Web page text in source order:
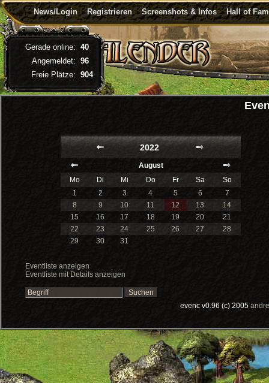
News/Login Registrieren Screenshots & Infos Hall of
2022
August
Mo
Di Mi Do Fr Sa
So
1
2 3 4 5 6
7
8
9 10 11 12 13
14
15
16 17 18 19 20
21
22
23 24 25 26 27
28
29
30 31
Eventliste anzeigen
Eventliste mit Details anzeigen
evenc v0.96 (c) 2005
Gerade online: 40
Angemeldet: 96
Freie Plätze: 904